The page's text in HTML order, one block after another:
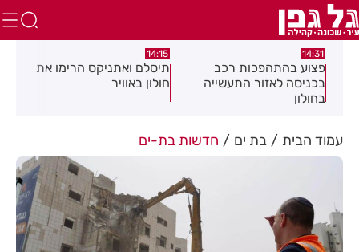
14:31
פצוע בהתהפכות רכב
בכניסה לאזור התעשייה
בחולון
14:15
תיסלם ואתניקס הרימו את
חולון באוויר
עמוד הבית בת ים חדשות בת-ים